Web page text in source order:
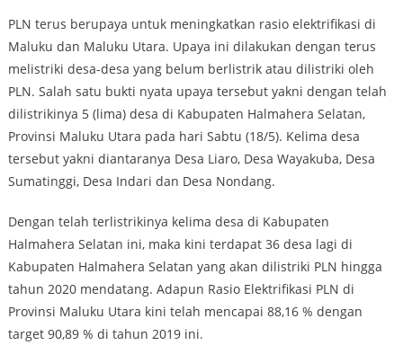
PLN terus berupaya untuk meningkatkan rasio elektrifikasi di
Maluku dan Maluku Utara. Upaya ini dilakukan dengan terus
melistriki desa-desa yang belum berlistrik atau dilistriki oleh
PLN. Salah satu bukti nyata upaya tersebut yakni dengan telah
dilistrikinya 5 (lima) desa di Kabupaten Halmahera Selatan,
Provinsi Maluku Utara pada hari Sabtu (18/5). Kelima desa
tersebut yakni diantaranya Desa Liaro, Desa Wayakuba, Desa
Sumatinggi, Desa Indari dan Desa Nondang.
Dengan telah terlistrikinya kelima desa di Kabupaten
Halmahera Selatan ini, maka kini terdapat 36 desa lagi di
Kabupaten Halmahera Selatan yang akan dilistriki PLN hingga
tahun 2020 mendatang. Adapun Rasio Elektrifikasi PLN di
Provinsi Maluku Utara kini telah mencapai 88,16 % dengan
target 90,89 % di tahun 2019 ini.